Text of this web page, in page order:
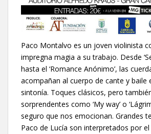
Paco Montalvo es un joven violinista
impregna magia a su trabajo. Desde
hasta el ‘Romance Anónimo’, las
acompañan al cuerpo de cante y baile
sintonía. Toques clásicos, pero
sorprendentes como ‘My way’ o
seguro que nos emocionan. Grandes
Paco de Lucía son interpretados por